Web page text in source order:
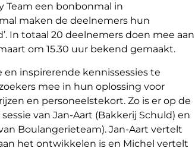
Team een bonbonmal in
maken de deelnemers hun
In totaal 20 deelnemers doen mee aan
om 15.30 uur bekend gemaakt.
inspirerende kennissessies te
mee in hun oplossing voor
en personeelstekort. Zo is er op de
van Jan-Aart (Bakkerij Schuld) en
Boulangerieteam). Jan-Aart vertelt
het ontwikkelen is en Michel vertelt